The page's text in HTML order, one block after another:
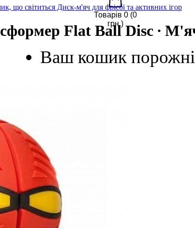
Товарів 0 (0
грн.)
Ваш кошик
що світиться Диск-м'яч для фрісбі та активних ігор
Flat Ball Disc ∙